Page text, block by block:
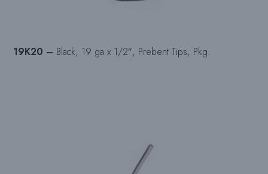
19K20 – Black, 19 ga x 1/2″, Prebent Tips, Pkg.